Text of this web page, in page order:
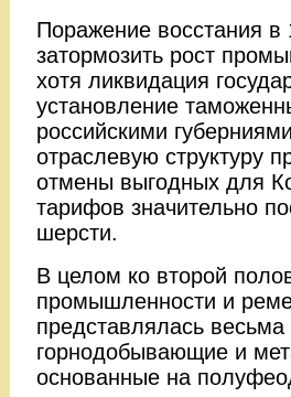
Поражение восстания в
затормозить рост
хотя ликвидация
установление
российскими
отраслевую структуру
отмены выгодных для
тарифов значительно
шерсти.
В целом ко второй
промышленности и
представлялась
горнодобывающие и
основанные на